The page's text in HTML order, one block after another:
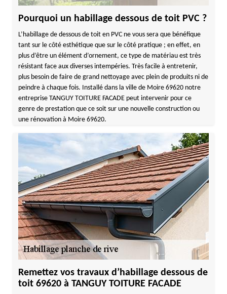
Pourquoi un habillage dessous de toit PVC ?
L’habillage de dessous de toit en PVC ne vous sera que bénéfique
tant sur le côté esthétique que sur le côté pratique ; en effet, en
plus d’être un élément d’ornement, ce type de matériau est très
résistant face aux diverses intempéries. Très facile à entretenir,
plus besoin de faire de grand nettoyage avec plein de produits ni de
peindre à chaque fois. Installé dans la ville de Moire 69620 notre
entreprise TANGUY TOITURE FACADE peut intervenir pour ce
genre de prestation que ce soit sur une nouvelle construction ou
une rénovation à Moire 69620.
Remettez vos travaux d’habillage dessous de
toit 69620 à TANGUY TOITURE FACADE